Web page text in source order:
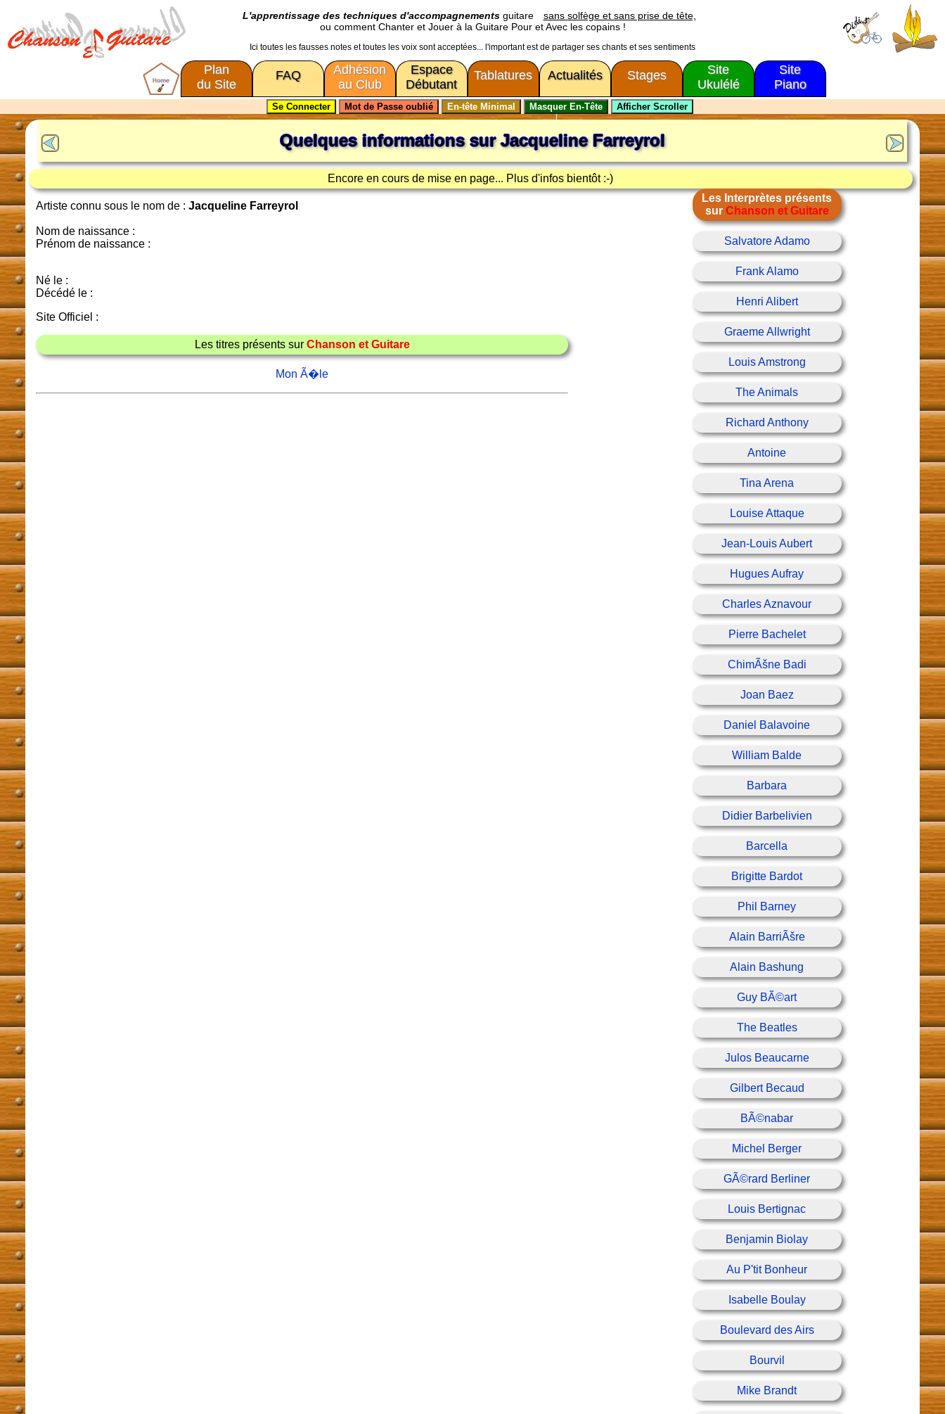
L'apprentissage des techniques d'accompagnementsguitare
sans solfège et sans prise de tête,
ou comment Chanter et Jouer à la Guitare Pour et Avec les copains !
Ici toutes les fausses notes et toutes les voix sont acceptées... l'important est de partager ses chants et ses sentiments
Plan
du Site
FAQ
Adhésion
au Club
Espace
Débutant
Tablatures Actualités Stages
Site
Ukulélé
Site
Piano
Quelques informations surJacqueline Farreyrol
Encore en cours de mise en page... Plus d'infos bientôt :-)
Artiste connu sous le nom de :Jacqueline Farreyrol
Nom de naissance :
Prénom de naissance :
Né le :
Décédé le :
Site Officiel :
Les titres présents sur Chanson et Guitare
Mon Ã�le
Les Interprètes présents
sur Chanson et Guitare
Salvatore Adamo
Frank Alamo
Henri Alibert
Graeme Allwright
Louis Amstrong
The Animals
Richard Anthony
Antoine
Tina Arena
Louise Attaque
Jean-Louis Aubert
Hugues Aufray
Charles Aznavour
Pierre Bachelet
ChimÃšne Badi
Joan Baez
Daniel Balavoine
William Balde
Barbara
Didier Barbelivien
Barcella
Brigitte Bardot
Phil Barney
Alain BarriÃšre
Alain Bashung
Guy BÃ©art
The Beatles
Julos Beaucarne
Gilbert Becaud
BÃ©nabar
Michel Berger
GÃ©rard Berliner
Louis Bertignac
Benjamin Biolay
Au P'tit Bonheur
Isabelle Boulay
Boulevard des Airs
Bourvil
Mike Brandt